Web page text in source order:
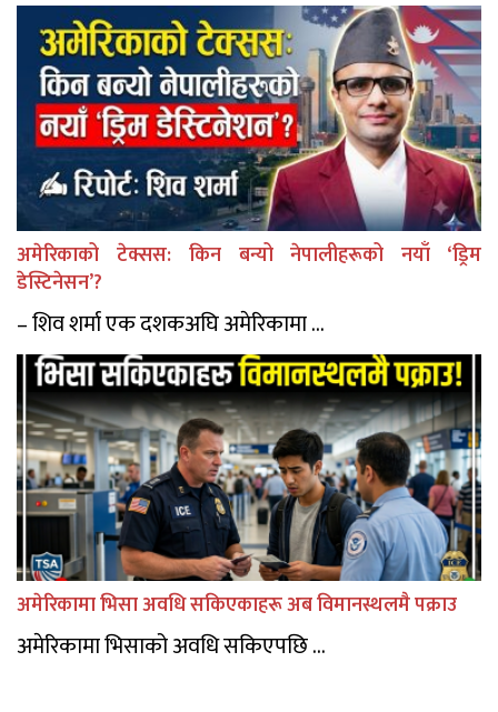
अमेरिकाको टेक्सस: किन बन्यो नेपालीहरूको नयाँ ‘ड्रिम
डेस्टिनेसन’?
– शिव शर्मा एक दशकअघि अमेरिकामा ...
अमेरिकामा भिसा अवधि सकिएकाहरू अब विमानस्थलमै पक्राउ
अमेरिकामा भिसाको अवधि सकिएपछि ...